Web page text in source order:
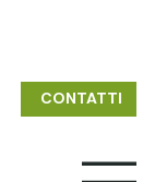
CONTATTI